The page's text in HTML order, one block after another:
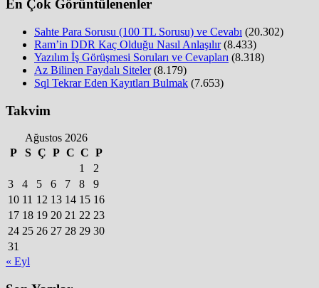
En Çok Görüntülenenler
Sahte Para Sorusu (100 TL Sorusu) ve Cevabı (20.302)
Ram’in DDR Kaç Olduğu Nasıl Anlaşılır (8.433)
Yazılım İş Görüşmesi Soruları ve Cevapları (8.318)
Az Bilinen Faydalı Siteler (8.179)
Sql Tekrar Eden Kayıtları Bulmak (7.653)
Takvim
Ağustos 2026
P
S Ç P C C P
1
2
3
4 5 6 7 8
9
10 11 12 13 14 15 16
17 18 19 20 21 22 23
24 25 26 27 28 29 30
31
« Eyl